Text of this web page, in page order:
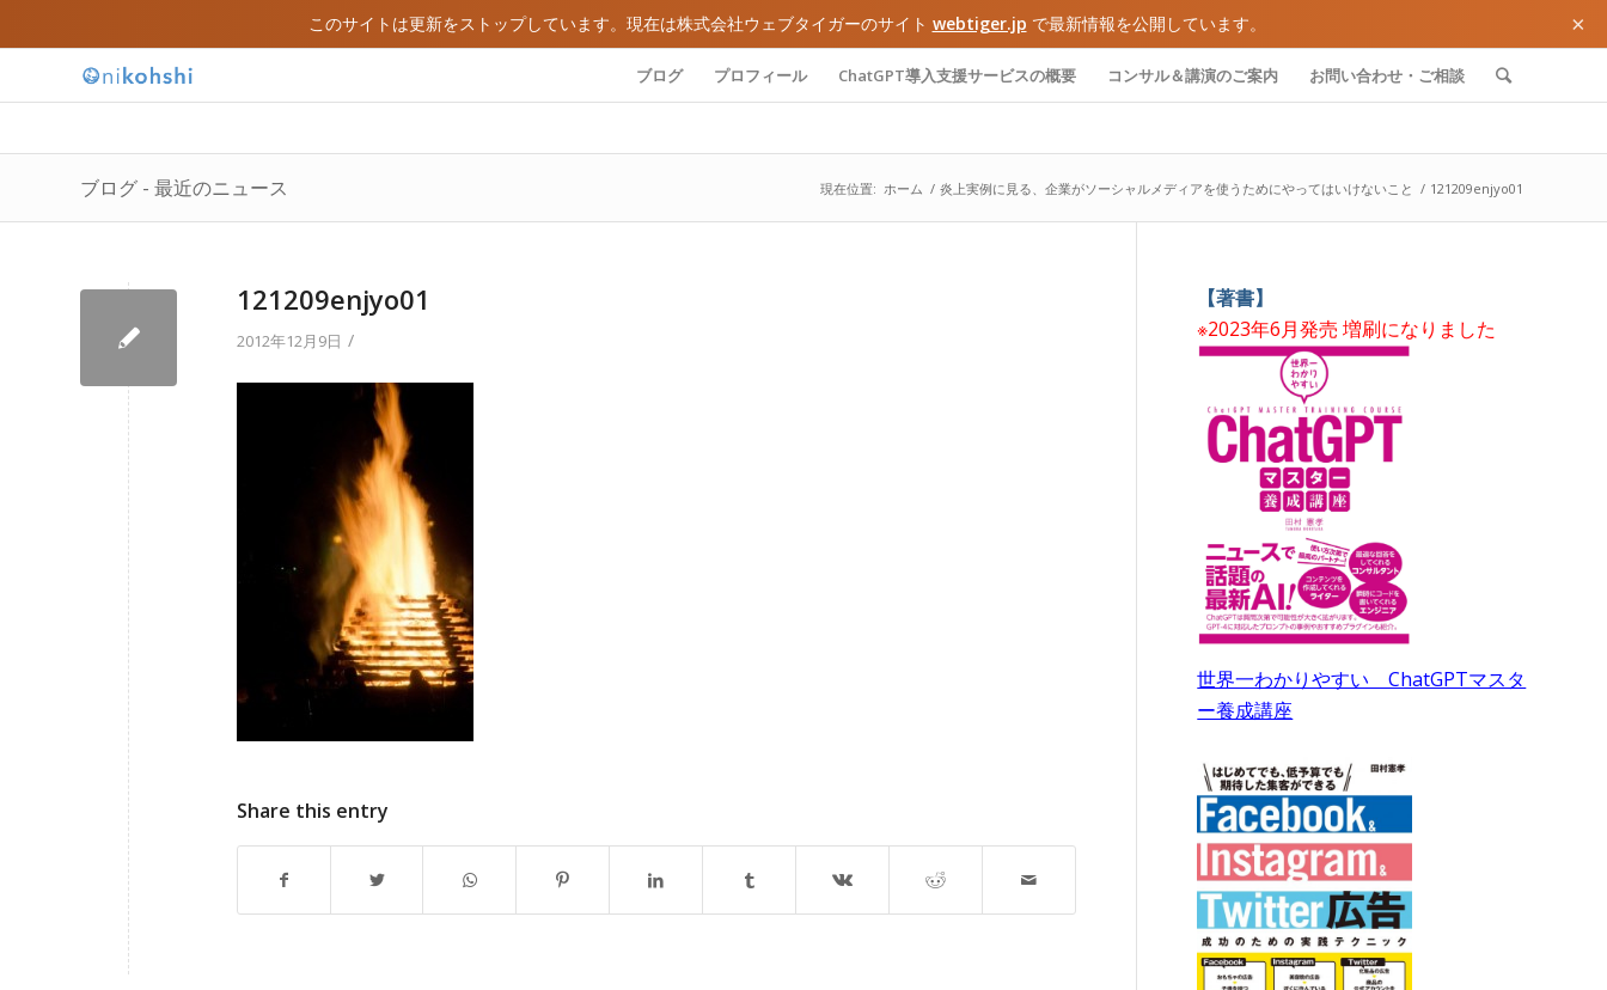
このサイトは更新をストップしています。現在は株式会社ウェブタイガーのサイト webtiger.jp で最新情報を公開しています。 ×
ブログ プロフィール ChatGPT導入支援サービスの概要 コンサル＆講演のご案内 お問い合わせ・ご相談
ブログ - 最近のニュース 現在位置: ホーム / 炎上実例に見る、企業がソーシャルメディアを使うためにやってはいけないこと / 121209enjyo01
121209enjyo01
2012年12月9日 /
Share this entry
【著書】
※2023年6月発売 増刷になりました
世界一わかりやすい ChatGPTマスタ
ー養成講座